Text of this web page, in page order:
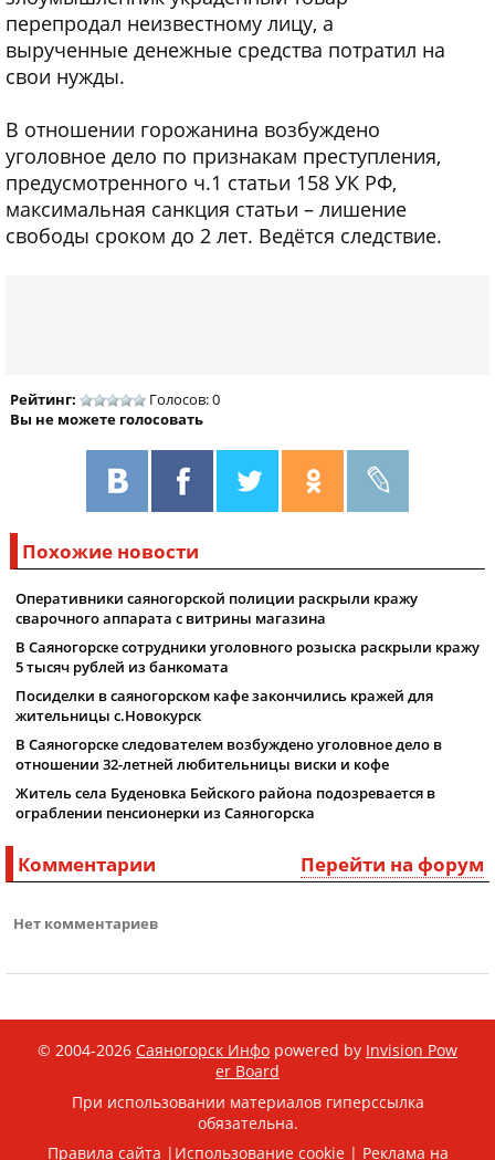
перепродал неизвестному лицу, а
вырученные денежные средства потратил на
свои нужды.
В отношении горожанина возбуждено
уголовное дело по признакам преступления,
предусмотренного ч.1 статьи 158 УК РФ,
максимальная санкция статьи – лишение
свободы сроком до 2 лет. Ведётся следствие.
Рейтинг:
Голосов: 0
Вы не можете голосовать
Похожие новости
Оперативники саяногорской полиции раскрыли кражу
сварочного аппарата с витрины магазина
В Саяногорске сотрудники уголовного розыска раскрыли кражу
5 тысяч рублей из банкомата
Посиделки в саяногорском кафе закончились кражей для
жительницы с.Новокурск
В Саяногорске следователем возбуждено уголовное дело в
отношении 32-летней любительницы виски и кофе
Житель села Буденовка Бейского района подозревается в
ограблении пенсионерки из Саяногорска
Перейти на форум
Комментарии
Нет комментариев
© 2004-2026 Саяногорск Инфо powered by Invision Pow
er Board
При использовании материалов гиперссылка
обязательна.
Правила сайта | Использование cookie| Реклама на